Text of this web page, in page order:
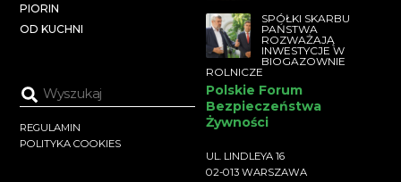
PIORIN
OD KUCHNI
SPÓŁKI SKARBU
PAŃSTWA
ROZWAŻAJĄ
INWESTYCJE W
BIOGAZOWNIE
ROLNICZE
REGULAMIN
POLITYKA COOKIES
Polskie Forum
Bezpieczeństwa
Żywności
UL. LINDLEYA 16
02-013 WARSZAWA